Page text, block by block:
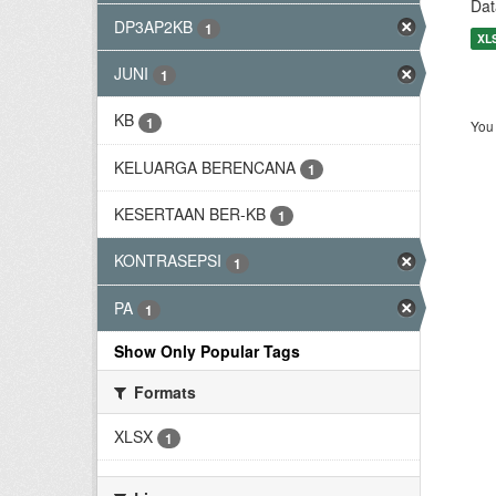
DP3AP2KB 1
JUNI 1
KB 1
KELUARGA BERENCANA 1
KESERTAAN BER-KB 1
KONTRASEPSI 1
PA 1
Show Only Popular Tags
Formats
XLSX
1